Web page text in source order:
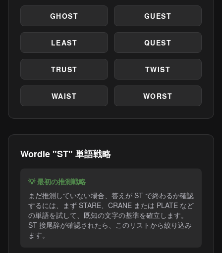
GHOST GUEST
LEAST QUEST
TRUST TWIST
WAIST WORST
Wordle "ST" 単語戦略
💡 最初の推測戦略
まだ推測していない場合、答えが ST で終わるか確認
するには、まず STARE、CRANE または PLATE など
の単語を試して、既知の文字の基準を確立します。
ST 接尾辞が確認されたら、このリストから絞り込み
ます。